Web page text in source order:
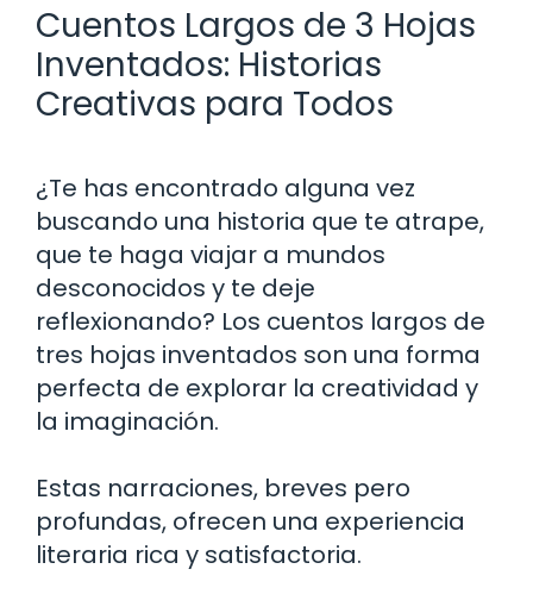
Cuentos Largos de 3 Hojas
Inventados: Historias
Creativas para Todos
¿Te has encontrado alguna vez
buscando una historia que te atrape,
que te haga viajar a mundos
desconocidos y te deje
reflexionando? Los cuentos largos de
tres hojas inventados son una forma
perfecta de explorar la creatividad y
la imaginación.
Estas narraciones, breves pero
profundas, ofrecen una experiencia
literaria rica y satisfactoria.